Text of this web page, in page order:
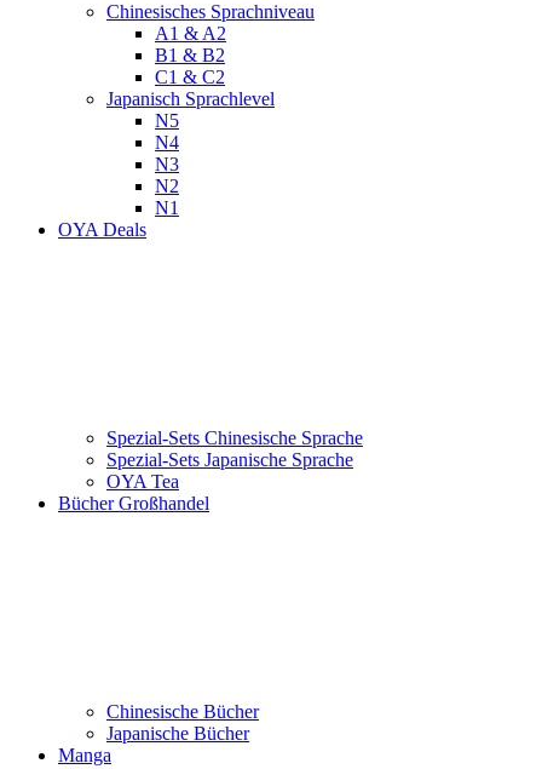
Chinesisches Sprachniveau
A1 & A2
B1 & B2
C1 & C2
Japanisch Sprachlevel
N5
N4
N3
N2
N1
OYA Deals
Spezial-Sets Chinesische Sprache
Spezial-Sets Japanische Sprache
OYA Tea
Bücher Großhandel
Chinesische Bücher
Japanische Bücher
Manga